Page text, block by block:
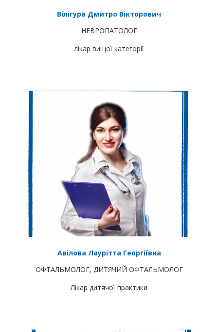
Вілігура Дмитро Вікторович
НЕВРОПАТОЛОГ
лікар вищої категорії
Авілова Лаурітта Георгіївна
ОФТАЛЬМОЛОГ, ДИТЯЧИЙ ОФТАЛЬМОЛОГ
Лікар дитячої практики